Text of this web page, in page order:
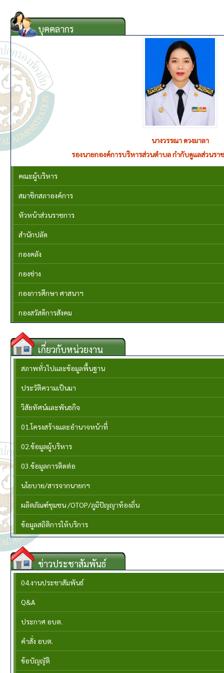
บุคคลากร
นางวรรณา ดวงมาลา
รองนายกองค์การบริหารส่วนตำบล กำกับดูแลส่วนรา
คณะผู้บริหาร
สมาชิกสภาองค์การ
หัวหน้าส่วนราชการ
สำนักปลัด
กองคลัง
กองช่าง
กองการศึกษา ศาสนาฯ
กองสวัสดิการสังคม
เกี่ยวกับหน่วยงาน
สภาพทั่วไปและข้อมูลพื้นฐาน
ประวัติความเป็นมา
วิสัยทัศน์และพันธกิจ
01.โครงสร้างและอำนาจหน้าที่
02.ข้อมูลผู้บริหาร
03.ข้อมูลการติดต่อ
นโยบาย/สารจากนายกฯ
ผลิตภัณฑ์ชุมชน /OTOP/ภูมิปัญญาท้องถิ่น
ข้อมูลสถิติการให้บริการ
ข่าวประชาสัมพันธ์
04.งานประชาสัมพันธ์
Q&A
ประกาศ อบต.
คำสั่ง อบต.
ข้อบัญญัติ